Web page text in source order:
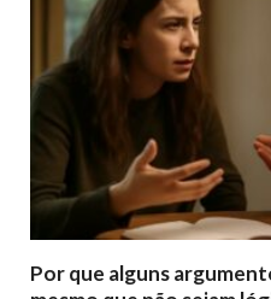
Por que alguns